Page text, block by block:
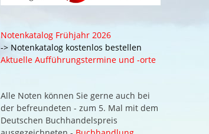
Notenkatalog Frühjahr 2026
-> Notenkatalog kostenlos bestellen
Aktuelle Aufführungstermine und -orte
Alle Noten können Sie gerne auch bei
der befreundeten - zum 5. Mal mit dem
Deutschen Buchhandelspreis